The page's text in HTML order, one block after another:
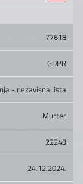
77618
GDPR
- nezavisna lista
Murter
22243
24.12.2024.